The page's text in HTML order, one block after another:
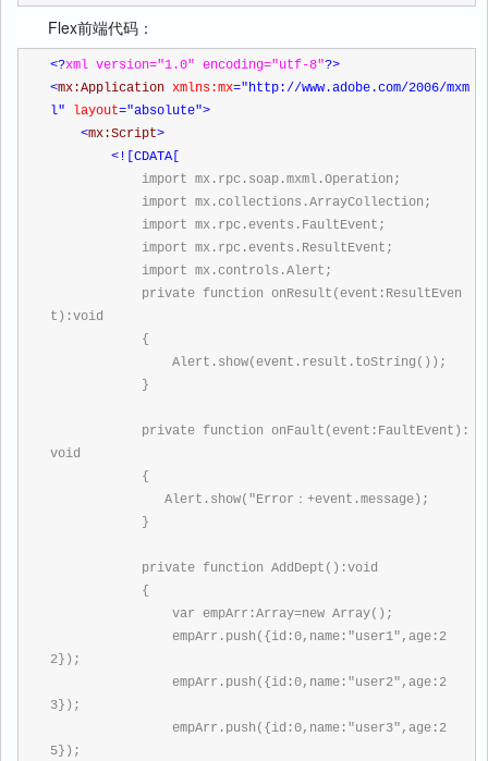
Flex前端代码：
<?xml version="1.0" encoding="utf-8"?>
<mx:Application xmlns:mx="http://www.adobe.com/2006/mxm
l" layout="absolute">
<mx:Script>
<![CDATA[
            import mx.rpc.soap.mxml.Operation;
            import mx.collections.ArrayCollection;
            import mx.rpc.events.FaultEvent;
            import mx.rpc.events.ResultEvent;
            import mx.controls.Alert;
t):void
            {
                Alert.show(event.result.toString());
            }
void
            {
               Alert.show("Error：+event.message);
            }
            private function AddDept():void
            {
                var empArr:Array=new Array();
2});
3});
5});